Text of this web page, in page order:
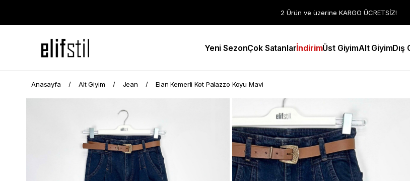
2 Ürün ve üzerine KARGO ÜCRETSİZ!
Yeni SezonÇok SatanlarİndirimÜst GiyimAlt GiyimDış
Anasayfa Alt Giyim Jean Elan Kemerli Kot Palazzo Koyu Mavi